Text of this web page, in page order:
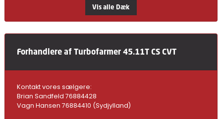
Vis alle Dæk
Forhandlere af Turbofarmer 45.11T CS CVT
Kontakt vores sælgere:
Brian Sandfeld 76884428
Vagn Hansen 76884410 (Sydjylland)